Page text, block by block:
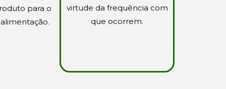
para o
virtude da frequência com
que ocorrem.